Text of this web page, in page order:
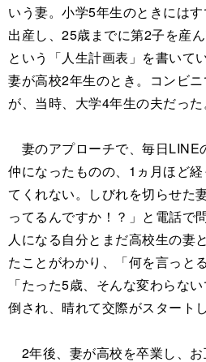
いう妻。小学5年生のときには
出産し、25歳までに第2子を産
という「人生計画表」を書いて
妻が高校2年生のとき。コンビ
が、当時、大学4年生の夫だった
妻のアプローチで、毎日LINE
仲になったものの、1ヵ月ほど
てくれない。しびれを切らせた
ってるんですか！？」と電話で
人になる自分とまだ高校生の妻
たことがわかり、「何を言っと
「たった5歳、そんな変わらな
倒され、晴れて交際がスタートし
2年後、妻が高校を卒業し、